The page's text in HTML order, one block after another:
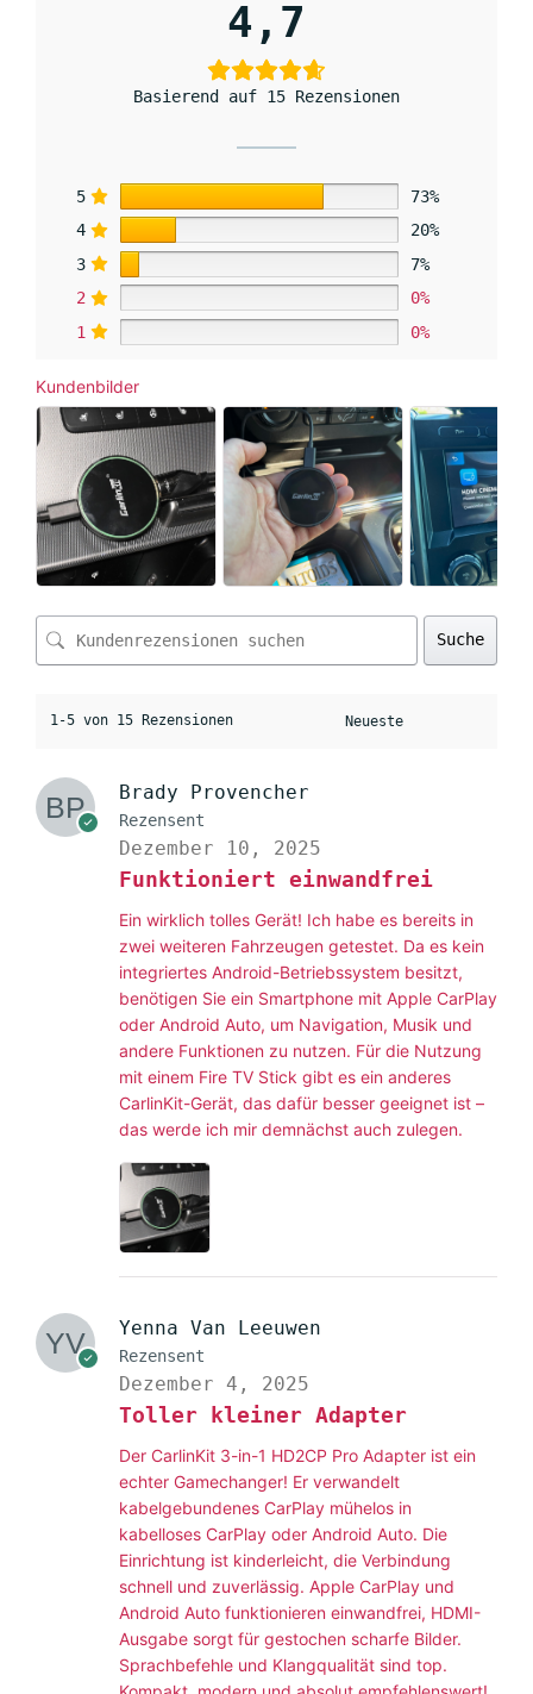
4,7
Basierend auf 15 Rezensionen
5
73%
4
20%
3
7%
2
0%
1
0%
Kundenbilder
Suche
1-5 von 15 Rezensionen
Brady Provencher
Rezensent
Dezember 10, 2025
Funktioniert einwandfrei
Ein wirklich tolles Gerät! Ich habe es bereits in
zwei weiteren Fahrzeugen getestet. Da es kein
integriertes Android-Betriebssystem besitzt,
benötigen Sie ein Smartphone mit Apple CarPlay
oder Android Auto, um Navigation, Musik und
andere Funktionen zu nutzen. Für die Nutzung
mit einem Fire TV Stick gibt es ein anderes
CarlinKit-Gerät, das dafür besser geeignet ist –
das werde ich mir demnächst auch zulegen.
Yenna Van Leeuwen
Rezensent
Dezember 4, 2025
Toller kleiner Adapter
Der CarlinKit 3-in-1 HD2CP Pro Adapter ist ein
echter Gamechanger! Er verwandelt
kabelgebundenes CarPlay mühelos in
kabelloses CarPlay oder Android Auto. Die
Einrichtung ist kinderleicht, die Verbindung
schnell und zuverlässig. Apple CarPlay und
Android Auto funktionieren einwandfrei, HDMI-
Ausgabe sorgt für gestochen scharfe Bilder.
Sprachbefehle und Klangqualität sind top.